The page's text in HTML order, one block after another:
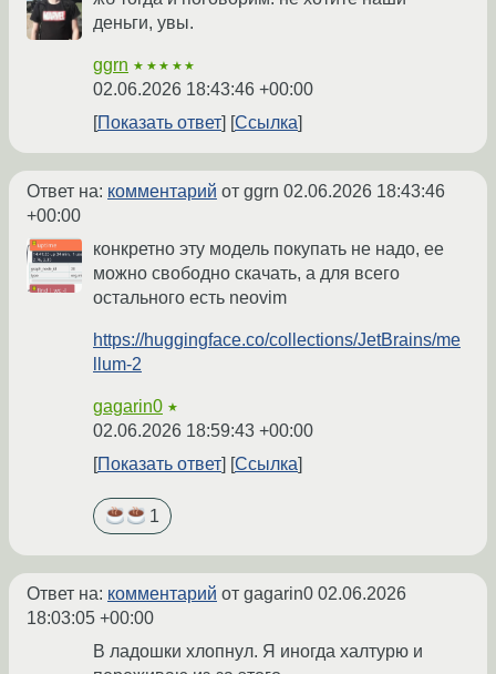
деньги, увы.
ggrn ★★★★★
02.06.2026 18:43:46 +00:00
Показать ответ
Ссылка
Ответ на: комментарий от ggrn 02.06.2026 18:43:46
+00:00
конкретно эту модель покупать не надо, ее
можно свободно скачать, а для всего
остального есть neovim
https://huggingface.co/collections/JetBrains/me
llum-2
gagarin0 ★
02.06.2026 18:59:43 +00:00
Показать ответ
Ссылка
1
Ответ на: комментарий от gagarin0 02.06.2026
18:03:05 +00:00
В ладошки хлопнул. Я иногда халтурю и